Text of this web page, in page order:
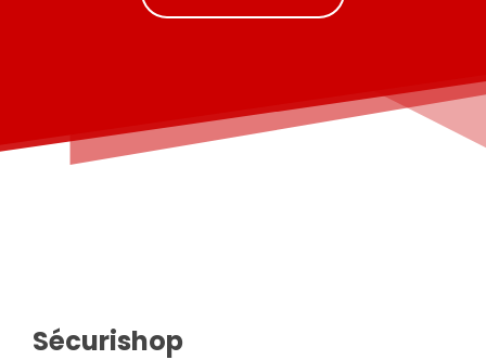
Sécurishop